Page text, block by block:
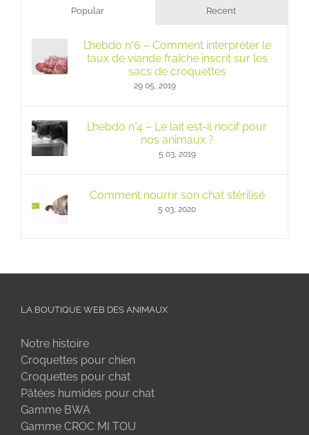
Popular Recent
L’hebdo n°6 – Comment interpréter le
taux de viande fraîche inscrit sur les
sacs de croquettes
29 05, 2019
L’hebdo n°4 – Le lait est-il nocif pour
nos animaux ?
5 03, 2019
Comment nourrir son chat stérilisé
5 03, 2020
LA BOUTIQUE WEB DES ANIMAUX
Notre histoire
Croquettes pour chien
Croquettes pour chat
Pâtées humides pour chat
Gamme BWA
Gamme CROC MI TOU